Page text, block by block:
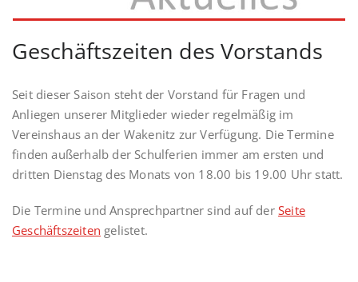
Geschäftszeiten des Vorstands
Seit dieser Saison steht der Vorstand für Fragen und
Anliegen unserer Mitglieder wieder regelmäßig im
Vereinshaus an der Wakenitz zur Verfügung. Die Termine
finden außerhalb der Schulferien immer am ersten und
dritten Dienstag des Monats von 18.00 bis 19.00 Uhr statt.
Die Termine und Ansprechpartner sind auf derSeite
Geschäftszeiten gelistet.